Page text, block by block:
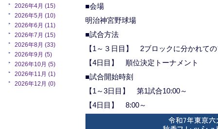
2026年4月 (15)
2026年5月 (10)
2026年6月 (11)
2026年7月 (15)
2026年8月 (33)
2026年9月 (5)
2026年10月 (5)
2026年11月 (1)
2026年12月 (0)
■会場
明治神宮野球場
■試合方法
【1～３日目】 2ブロックに分かれて
【4日目】 順位決定トーナメント
■試合開始時刻
【1～3日目】 第1試合10:00～
【4日目】 8:00～